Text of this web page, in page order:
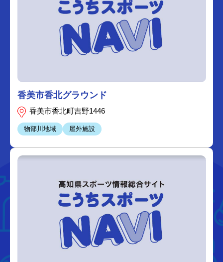
香美市香北グラウンド
香美市香北町吉野1446
物部川地域 屋外施設